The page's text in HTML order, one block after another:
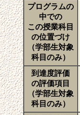
プログラムの
中での
この授業科目
の位置づけ
（学部生対象
科目のみ）
到達度評価
の評価項目
（学部生対象
科目のみ）